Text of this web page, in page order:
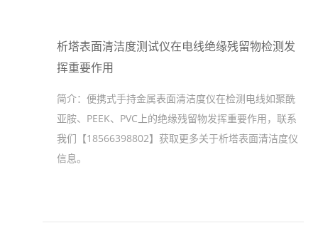
析塔表面清洁度测试仪在电线绝缘残留物检测发
挥重要作用
简介： 便携式手持金属表面清洁度仪在检测电线如聚酰
亚胺、PEEK、PVC上的绝缘残留物发挥重要作用，联系
我们【18566398802】获取更多关于析塔表面清洁度仪
信息。